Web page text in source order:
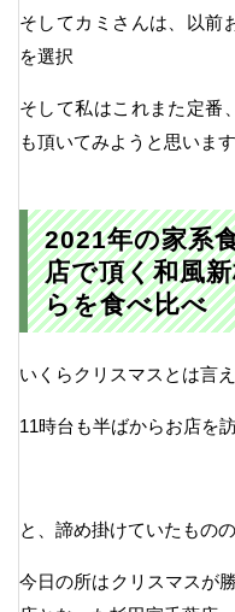
そしてカミさんは、以前
を選択
そして私はこれまた定番
も頂いてみようと思います
2021年の家系
店で頂く和風
らを食べ比べ
いくらクリスマスとは言
11時台も半ばからお店を
と、諦め掛けていたものの
今日の所はクリスマスが